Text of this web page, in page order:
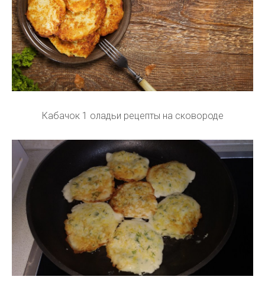
Кабачок 1 оладьи рецепты на сковороде